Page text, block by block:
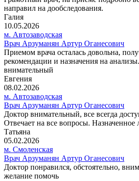
направил на дообследования.
Галия
10.05.2026
м. Автозаводская
Врач Арзуманян Артур Оганесович
Приемом врача осталась довольна,
рекомендации и назначения на
внимательный
Евгения
08.02.2026
м. Автозаводская
Врач Арзуманян Артур Оганесович
Доктор внимательный, все всегда
Отвечает на все вопросы. Назначенное
Татьяна
05.02.2026
м. Смоленская
Врач Арзуманян Артур Оганесович
Доктор понравился, обстоятельно,
желание помочь